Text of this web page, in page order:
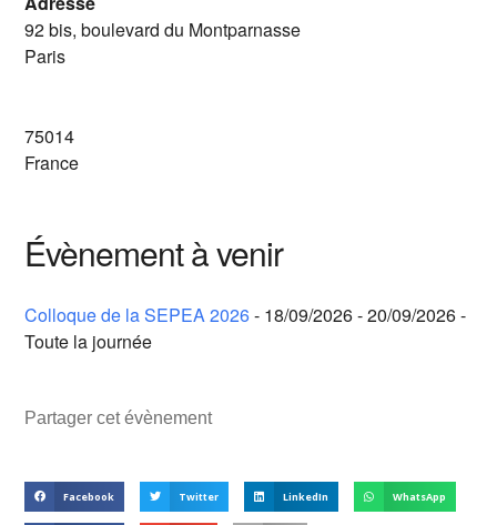
92 bis, boulevard du Montparnasse
Paris
75014
France
Évènement à venir
Colloque de la SEPEA 2026- 18/09/2026 - 20/09/2026 -
Toute la journée
Partager cet évènement
Facebook Twitter LinkedIn WhatsApp